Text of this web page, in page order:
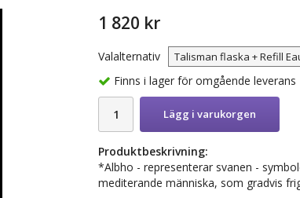
1 820 kr
Valalternativ
Finns i lager för omgående leverans
Lägg i varukorgen
Produktbeskrivning:
*Albho - representerar svanen -
mediterande människa, som gradvis